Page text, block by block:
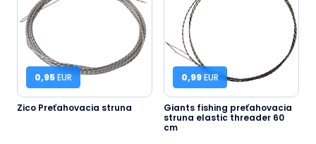
0,95EUR
Zico Preťahovacia struna
0,99EUR
Giants fishing preťahovacia
struna elastic threader 60
cm